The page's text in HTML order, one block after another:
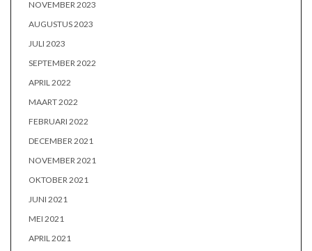
NOVEMBER 2023
AUGUSTUS 2023
JULI 2023
SEPTEMBER 2022
APRIL 2022
MAART 2022
FEBRUARI 2022
DECEMBER 2021
NOVEMBER 2021
OKTOBER 2021
JUNI 2021
MEI 2021
APRIL 2021